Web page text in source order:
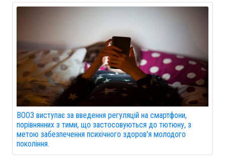
ВООЗ виступає за введення регуляцій на смартфони,
порівнянних з тими, що застосовуються до тютюну, з
метою забезпечення психічного здоров'я молодого
покоління.